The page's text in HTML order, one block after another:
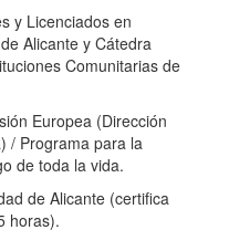
y Licenciados en
Alicante y Cátedra
Comunitarias de
Europea (Dirección
/ Programa para la
de toda la vida.
de Alicante (certifica
horas).